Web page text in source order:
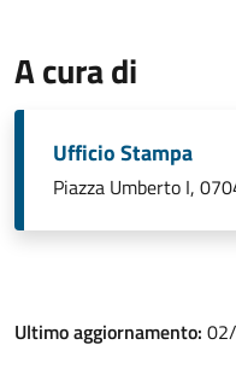
A cura di
Ufficio Stampa
Piazza Umberto I,
Ultimo aggiornamento: